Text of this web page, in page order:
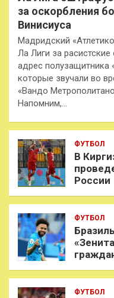
за оскорбления
Винисиуса
Мадридский
Ла Лиги за
адрес полузащитника
которые звучали во
«Вандо
Напомним,…
ФУТБОЛ
В
России
ФУТБОЛ
ФУТБОЛ